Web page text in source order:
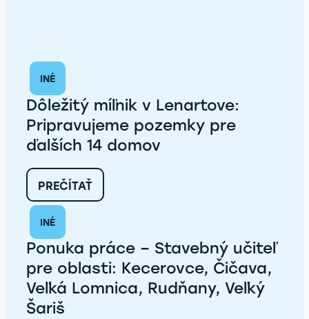
INÉ
Dôležitý míľnik v Lenartove:
Pripravujeme pozemky pre
ďalších 14 domov
PREČÍTAŤ:
DÔLEŽITÝ
LENARTOVE:
PRIPRAVUJEME
POZEMKY
PRE
ĎALŠÍCH
INÉ
Ponuka práce – Stavebný učiteľ
pre oblasti: Kecerovce, Čičava,
Veľká Lomnica, Rudňany, Veľký
Šariš